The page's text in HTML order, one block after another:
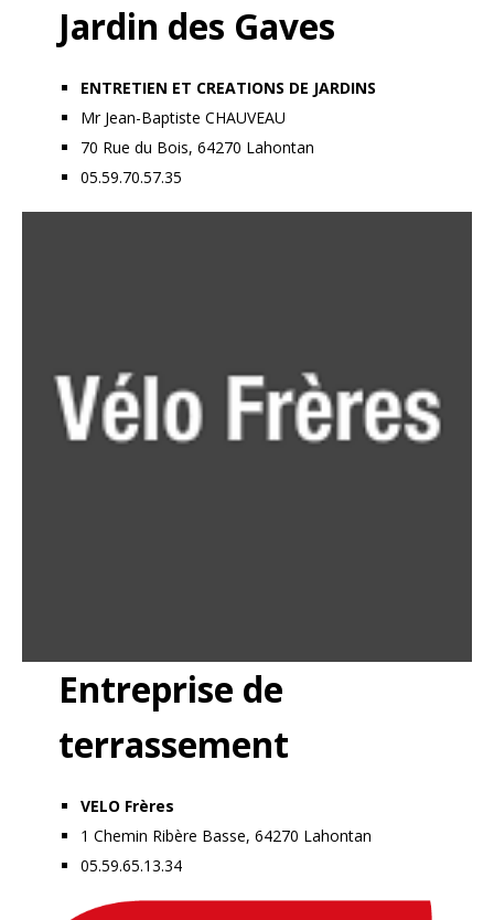
Jardin des Gaves
ENTRETIEN ET CREATIONS DE JARDINS
Mr Jean-Baptiste CHAUVEAU
70 Rue du Bois, 64270 Lahontan
05.59.70.57.35
Entreprise de
terrassement
VELO Frères
1 Chemin Ribère Basse, 64270 Lahontan
05.59.65.13.34